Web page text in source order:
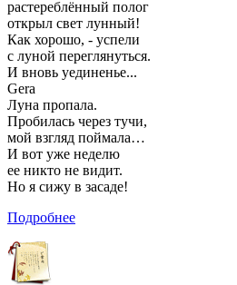
растереблённый полог
открыл свет лунный!
Как хорошо, - успели
с луной переглянуться.
И вновь уединенье...
Gera
Луна пропала.
Пробилась через тучи,
мой взгляд поймала…
И вот уже неделю
ее никто не видит.
Но я сижу в засаде!
Подробнее